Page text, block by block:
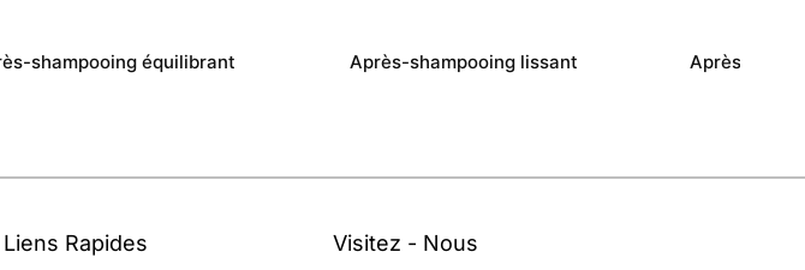
shampooing équilibrant Après-shampooing lissant Après-
Liens Rapides Visitez - Nous